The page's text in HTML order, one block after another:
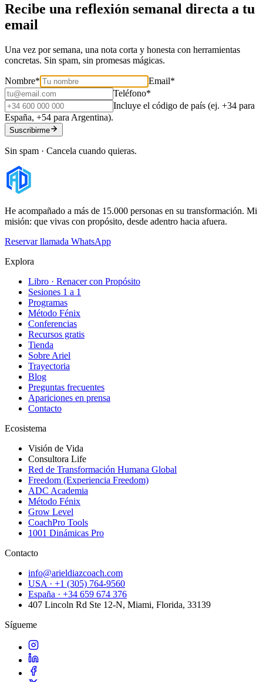
Recibe una reflexión semanal directa a tu
email
Una vez por semana, una nota corta y honesta con herramientas
concretas. Sin spam, sin promesas mágicas.
Nombre* Email*
Teléfono*
Incluye el código de país (ej. +34 para
España, +54 para Argentina).
Suscribirme
Sin spam · Cancela cuando quieras.
He acompañado a más de 15.000 personas en su transformación. Mi
misión: que vivas con propósito, desde adentro hacia afuera.
Reservar llamada WhatsApp
Explora
Libro · Renacer con Propósito
Sesiones 1 a 1
Programas
Método Fénix
Conferencias
Recursos gratis
Tienda
Sobre Ariel
Trayectoria
Blog
Preguntas frecuentes
Apariciones en prensa
Contacto
Ecosistema
Visión de Vida
Consultora Life
Red de Transformación Humana Global
Freedom (Experiencia Freedom)
ADC Academia
Método Fénix
Grow Level
CoachPro Tools
1001 Dinámicas Pro
Contacto
info@arieldiazcoach.com
USA · +1 (305) 764-9560
España · +34 659 674 376
407 Lincoln Rd Ste 12-N, Miami, Florida, 33139
Sígueme